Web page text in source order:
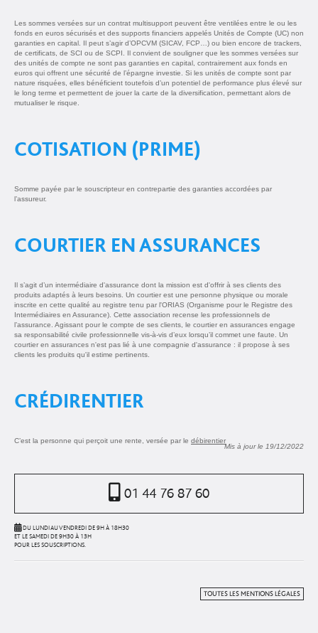
Les sommes versées sur un contrat multisupport peuvent être ventilées entre le ou les
fonds en euros sécurisés et des supports financiers appelés Unités de Compte (UC) non
garanties en capital. Il peut s’agir d’OPCVM (SICAV, FCP…) ou bien encore de trackers,
de certificats, de SCI ou de SCPI. Il convient de souligner que les sommes versées sur
des unités de compte ne sont pas garanties en capital, contrairement aux fonds en
euros qui offrent une sécurité de l’épargne investie. Si les unités de compte sont par
nature risquées, elles bénéficient toutefois d’un potentiel de performance plus élevé sur
le long terme et permettent de jouer la carte de la diversification, permettant alors de
mutualiser le risque.
COTISATION (PRIME)
Somme payée par le souscripteur en contrepartie des garanties accordées par
l’assureur.
COURTIER EN ASSURANCES
Il s’agit d’un intermédiaire d'assurance dont la mission est d'offrir à ses clients des
produits adaptés à leurs besoins. Un courtier est une personne physique ou morale
inscrite en cette qualité au registre tenu par l'ORIAS (Organisme pour le Registre des
Intermédiaires en Assurance). Cette association recense les professionnels de
l’assurance. Agissant pour le compte de ses clients, le courtier en assurances engage
sa responsabilité civile professionnelle vis-à-vis d’eux lorsqu’il commet une faute. Un
courtier en assurances n'est pas lié à une compagnie d'assurance : il propose à ses
clients les produits qu'il estime pertinents.
CRÉDIRENTIER
C’est la personne qui perçoit une rente, versée par le débirentier
Mis à jour le 19/12/2022
01 44 76 87 60
DU LUNDI AU VENDREDI DE 9H À 18H30
ET LE SAMEDI DE 9H30 À 13H
POUR LES SOUSCRIPTIONS.
TOUTES LES MENTIONS LÉGALES